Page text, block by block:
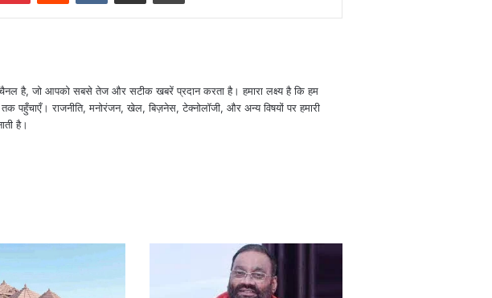
है, जो आपको सबसे तेज और सटीक खबरें प्रदान करता है। हमारा लक्ष्य है कि हम
पहुँचाएँ। राजनीति, मनोरंजन, खेल, बिज़नेस, टेक्नोलॉजी, और अन्य विषयों पर हमारी
है।